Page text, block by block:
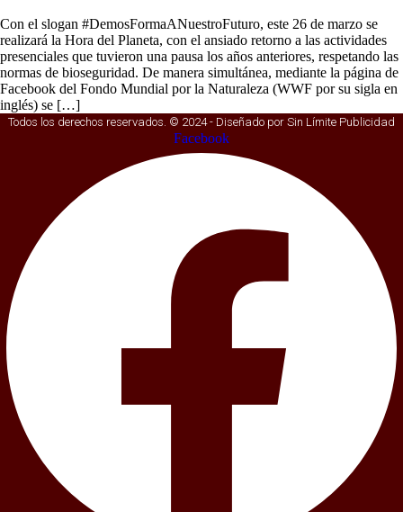
Con el slogan #DemosFormaANuestroFuturo, este 26 de marzo se
realizará la Hora del Planeta, con el ansiado retorno a las actividades
presenciales que tuvieron una pausa los años anteriores, respetando las
normas de bioseguridad. De manera simultánea, mediante la página de
Facebook del Fondo Mundial por la Naturaleza (WWF por su sigla en
inglés) se […]
Todos los derechos reservados. © 2024 - Diseñado por Sin Límite Publicidad
Facebook